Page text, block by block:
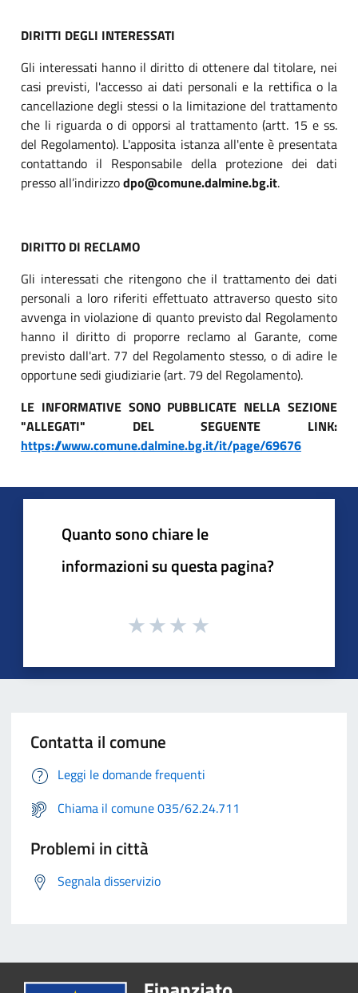
DIRITTI DEGLI INTERESSATI
Gli interessati hanno il diritto di ottenere dal titolare, nei
casi previsti, l'accesso ai dati personali e la rettifica o la
cancellazione degli stessi o la limitazione del trattamento
che li riguarda o di opporsi al trattamento (artt. 15 e ss.
del Regolamento). L'apposita istanza all'ente è presentata
contattando il Responsabile della protezione dei dati
presso all’indirizzodpo@comune.dalmine.bg.it.
DIRITTO DI RECLAMO
Gli interessati che ritengono che il trattamento dei dati
personali a loro riferiti effettuato attraverso questo sito
avvenga in violazione di quanto previsto dal Regolamento
hanno il diritto di proporre reclamo al Garante, come
previsto dall'art. 77 del Regolamento stesso, o di adire le
opportune sedi giudiziarie (art. 79 del Regolamento).
LE INFORMATIVE SONO PUBBLICATE NELLA SEZIONE
"ALLEGATI" DEL SEGUENTE LINK:
https://www.comune.dalmine.bg.it/it/page/69676
Quanto sono chiare le
informazioni su questa pagina?
Contatta il comune
Leggi le domande frequenti
Chiama il comune 035/62.24.711
Problemi in città
Segnala disservizio